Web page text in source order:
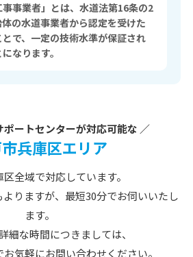
事事業者」とは、水道法第16条の2
の水道事業者から認定を受けた
で、一定の技術水準が保証され
なります。
ポートセンターが対応可能な ／
兵庫区エリア
全域で対応しています。
りますが、最短30分でお伺いいたし
ます。
細な時間につきましては、
気軽にお問い合わせください。